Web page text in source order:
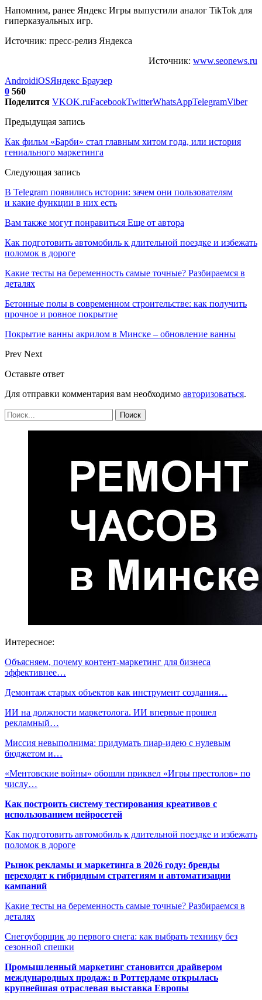
Напомним, ранее Яндекс Игры выпустили аналог TikTok для
гиперказуальных игр.
Источник: пресс-релиз Яндекса
Источник: www.seonews.ru
AndroidiOSЯндекс Браузер
0 560
Поделится VKOK.ruFacebookTwitterWhatsAppTelegramViber
Предыдущая запись
Как фильм «Барби» стал главным хитом года, или история
гениального маркетинга
Следующая запись
В Telegram появились истории: зачем они пользователям
и какие функции в них есть
Вам также могут понравиться Еще от автора
Как подготовить автомобиль к длительной поездке и избежать
поломок в дороге
Какие тесты на беременность самые точные? Разбираемся в
деталях
Бетонные полы в современном строительстве: как получить
прочное и ровное покрытие
Покрытие ванны акрилом в Минске – обновление ванны
Prev Next
Оставьте ответ
Для отправки комментария вам необходимо авторизоваться.
Интересное:
Объясняем, почему контент-маркетинг для бизнеса
эффективнее…
Демонтаж старых объектов как инструмент создания…
ИИ на должности маркетолога. ИИ впервые прошел
рекламный…
Миссия невыполнима: придумать пиар-идею с нулевым
бюджетом и…
«Ментовские войны» обошли приквел «Игры престолов» по
числу…
Как построить систему тестирования креативов с
использованием нейросетей
Как подготовить автомобиль к длительной поездке и избежать
поломок в дороге
Рынок рекламы и маркетинга в 2026 году: бренды
переходят к гибридным стратегиям и автоматизации
кампаний
Какие тесты на беременность самые точные? Разбираемся в
деталях
Снегоуборщик до первого снега: как выбрать технику без
сезонной спешки
Промышленный маркетинг становится драйвером
международных продаж: в Роттердаме открылась
крупнейшая отраслевая выставка Европы